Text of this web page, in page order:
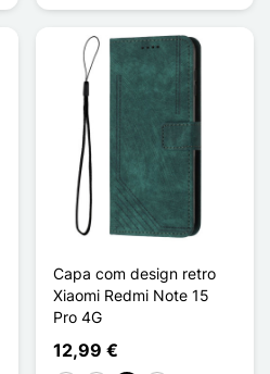
Capa com design retro
Xiaomi Redmi Note 15
Pro 4G
12,99 €